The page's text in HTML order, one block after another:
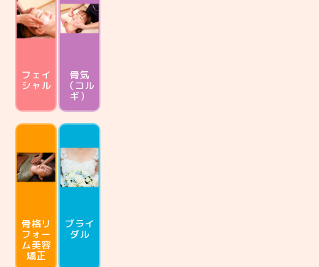
フェイ
シャル
骨気
（コル
ギ）
骨格リ
フォー
ム美容
矯正
ブライ
ダル